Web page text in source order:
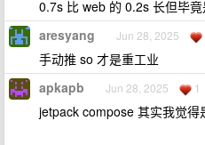
0.7s 比 web 的 0.2s 长但毕
aresyang Jun 28, 2025
手动推 so 才是重工业
apkapb Jun 28, 2025 1
jetpack compose 其实我觉得